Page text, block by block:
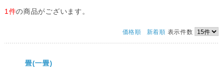
1件の商品がございます。
価格順 新着順 表示件数
畳(一畳)